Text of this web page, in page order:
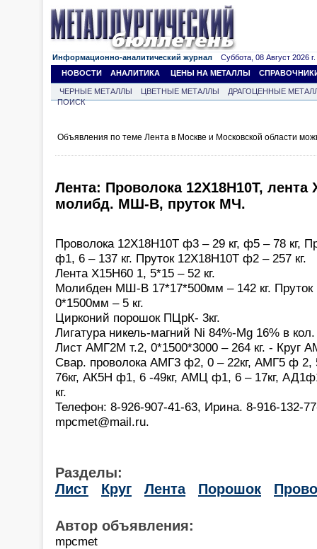
Информационно-аналитический журнал Суббота, 08 Август 2026 г.
НОВОСТИ
АНАЛИТИКА ЦЕНЫ НА МЕТАЛЛЫ
ЧЕРНЫЕ МЕТАЛЛЫ ЦВЕТНЫЕ МЕТАЛЛЫ
ДРАГОЦЕННЫЕ
ПОИСК
Объявления по теме Лента в Москве и Московской области
Лента: Проволока 12Х18Н10Т, лента
молибд. МШ-В, пруток МЧ.
Проволока 12Х18Н10Т ф3 – 29 кг, ф5 – 78 кг,
ф1, 6 – 137 кг. Пруток 12Х18Н10Т ф2 – 257 кг.
Лента X15H60 1, 5*15 – 52 кг.
Молибден МШ-В 17*17*500мм – 142 кг.
0*1500мм – 5 кг.
Цирконий порошок ПЦрК- 3кг.
Лигатура никель-магний Ni 84%-Mg 16% в кол.
Лист АМГ2М т.2, 0*1500*3000 – 264 кг. - Круг
Свар. проволока АМГ3 ф2, 0 – 22кг, АМГ5 ф
76кг, АК5Н ф1, 6 -49кг, АМЦ ф1, 6 – 17кг,
кг.
Телефон: 8-926-907-41-63, Ирина. 8-916-132-
mpcmet@mail.ru.
Разделы:
Лист
Круг Лента Порошок
Автор объявления:
mpcmet